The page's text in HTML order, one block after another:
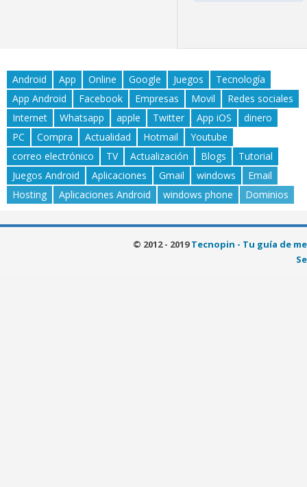
Android App Online Google Juegos
Tecnología
App Android
Facebook Empresas Movil
Redes sociales
Internet
Whatsapp apple Twitter App iOS
dinero
PC
Compra Actualidad Hotmail
Youtube
correo electrónico
TV Actualización Blogs
Tutorial
Juegos Android
Aplicaciones Gmail windows
Email
Hosting
Aplicaciones Android windows phone Dominios
© 2012 - 2019Tecnopin - Tu guía de